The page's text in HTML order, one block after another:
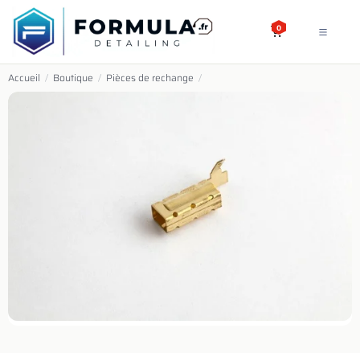
SE RENDRE AU CONTENU
0
Accueil / Boutique / Pièces de rechange /